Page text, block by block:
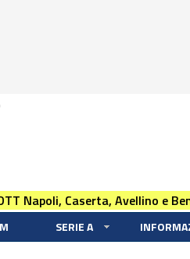
Napoli, Caserta, Avellino e
SERIE A